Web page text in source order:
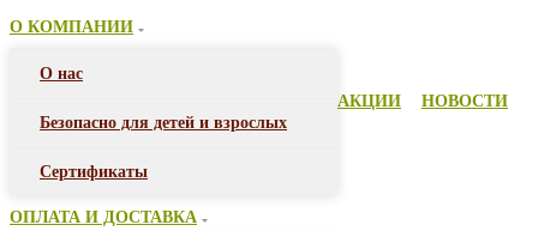
О КОМПАНИИ
О нас
Безопасно для детей и взрослых
Сертификаты
АКЦИИ НОВОСТИ
ОПЛАТА И ДОСТАВКА